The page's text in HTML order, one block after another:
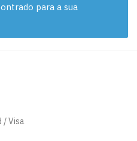
para a sua
/ Visa